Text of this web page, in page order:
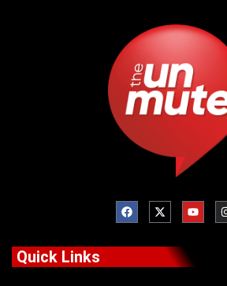
F
a
c
o
X
-
t
t
Y
o
u
e
Quick Links